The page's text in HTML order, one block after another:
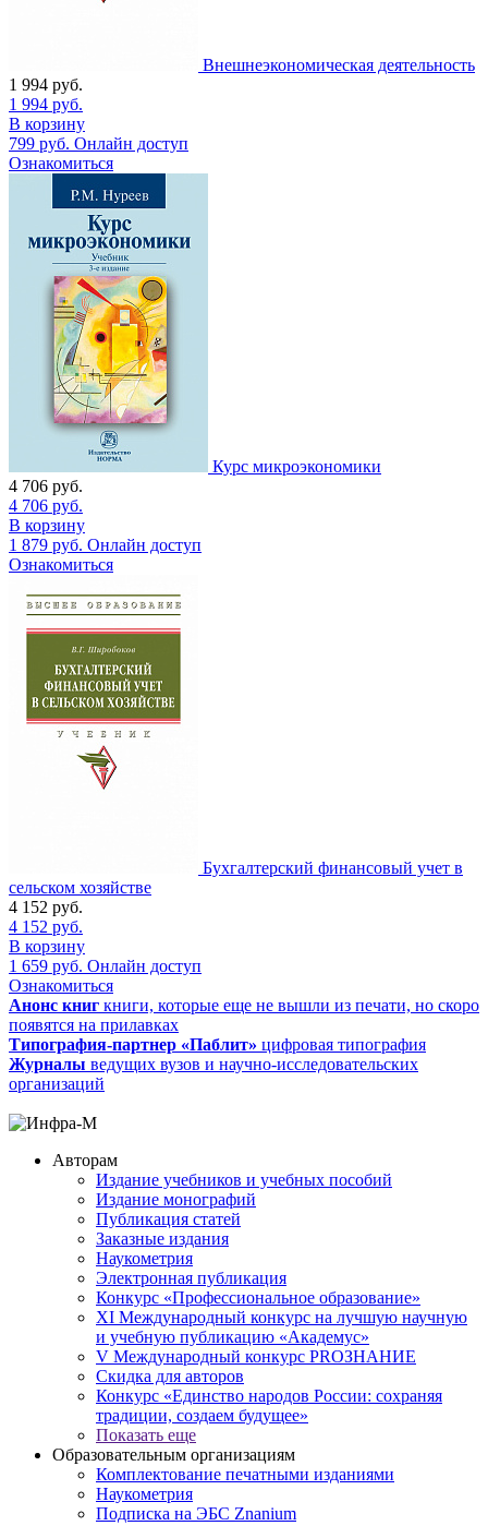
Внешнеэкономическая деятельность
1 994 руб.
1 994 руб.
В корзину
799 руб. Онлайн доступ
Ознакомиться
Курс микроэкономики
4 706 руб.
4 706 руб.
В корзину
1 879 руб. Онлайн доступ
Ознакомиться
Бухгалтерский финансовый учет в
сельском хозяйстве
4 152 руб.
4 152 руб.
В корзину
1 659 руб. Онлайн доступ
Ознакомиться
Анонс книг книги, которые еще не вышли из печати, но скоро
появятся на прилавках
Типография-партнер «Паблит» цифровая типография
Журналы ведущих вузов и научно-исследовательских
организаций
Авторам
Издание учебников и учебных пособий
Издание монографий
Публикация статей
Заказные издания
Наукометрия
Электронная публикация
Конкурс «Профессиональное образование»
XI Международный конкурс на лучшую научную
и учебную публикацию «Академус»
V Международный конкурс PROЗНАНИЕ
Скидка для авторов
Конкурс «Единство народов России: сохраняя
традиции, создаем будущее»
Показать еще
Образовательным организациям
Комплектование печатными изданиями
Наукометрия
Подписка на ЭБС Znanium